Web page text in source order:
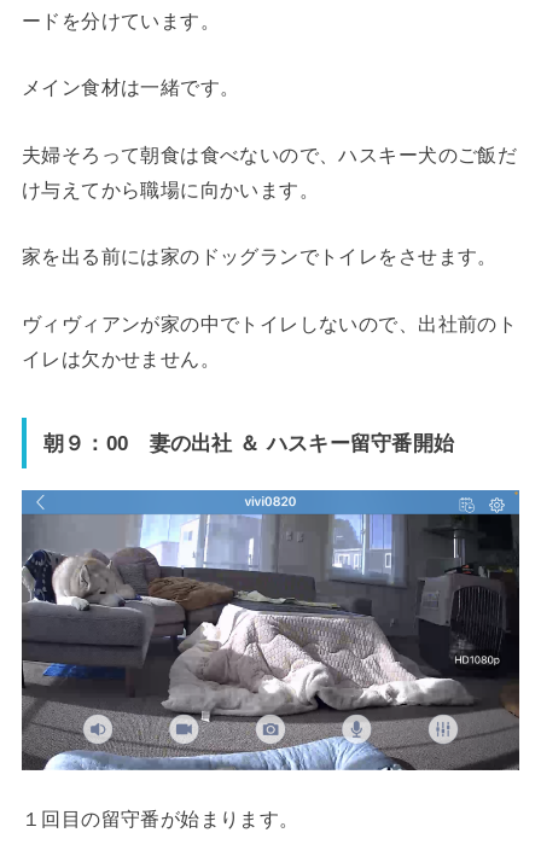
ードを分けています。
メイン食材は一緒です。
夫婦そろって朝食は食べないので、ハスキー犬のご飯だ
け与えてから職場に向かいます。
家を出る前には家のドッグランでトイレをさせます。
ヴィヴィアンが家の中でトイレしないので、出社前のト
イレは欠かせません。
朝９：00 妻の出社 ＆ ハスキー留守番開始
１回目の留守番が始まります。